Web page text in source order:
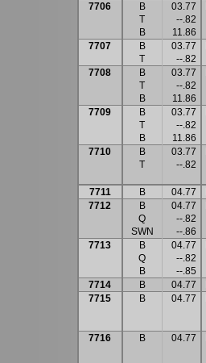
7706
B
T
B
03.77
--.82
11.86
7707
B
T
03.77
--.82
7708
B
T
B
03.77
--.82
11.86
7709
B
T
B
03.77
--.82
11.86
7710
B
T
03.77
--.82
7711 B 04.77
7712
B
Q
SWN
04.77
--.82
--.86
7713
B
Q
B
04.77
--.82
--.85
7714 B 04.77
7715
B 04.77
7716 B 04.77